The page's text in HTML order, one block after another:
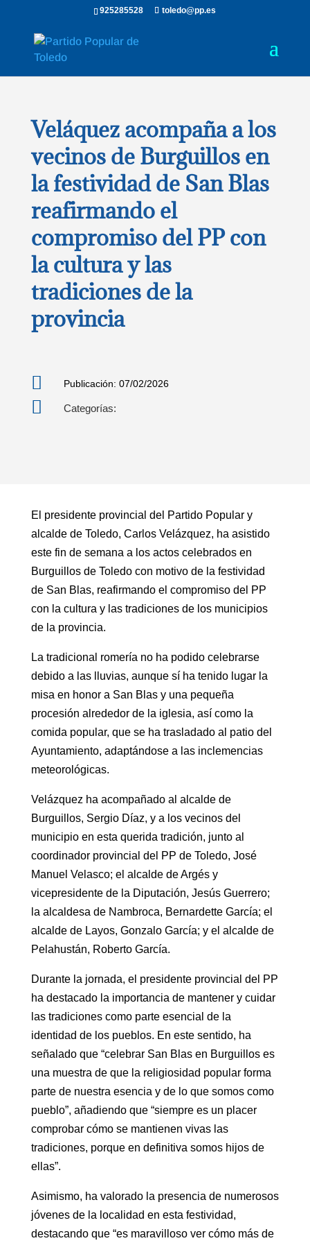
925285528 toledo@pp.es
Veláquez acompaña a los
vecinos de Burguillos en
la festividad de San Blas
reafirmando el
compromiso del PP con
la cultura y las
tradiciones de la
provincia
 Publicación: 07/02/2026
 Categorías:
El presidente provincial del Partido Popular y
alcalde de Toledo, Carlos Velázquez, ha asistido
este fin de semana a los actos celebrados en
Burguillos de Toledo con motivo de la festividad
de San Blas, reafirmando el compromiso del PP
con la cultura y las tradiciones de los municipios
de la provincia.
La tradicional romería no ha podido celebrarse
debido a las lluvias, aunque sí ha tenido lugar la
misa en honor a San Blas y una pequeña
procesión alrededor de la iglesia, así como la
comida popular, que se ha trasladado al patio del
Ayuntamiento, adaptándose a las inclemencias
meteorológicas.
Velázquez ha acompañado al alcalde de
Burguillos, Sergio Díaz, y a los vecinos del
municipio en esta querida tradición, junto al
coordinador provincial del PP de Toledo, José
Manuel Velasco; el alcalde de Argés y
vicepresidente de la Diputación, Jesús Guerrero;
la alcaldesa de Nambroca, Bernardette García; el
alcalde de Layos, Gonzalo García; y el alcalde de
Pelahustán, Roberto García.
Durante la jornada, el presidente provincial del PP
ha destacado la importancia de mantener y cuidar
las tradiciones como parte esencial de la
identidad de los pueblos. En este sentido, ha
señalado que “celebrar San Blas en Burguillos es
una muestra de que la religiosidad popular forma
parte de nuestra esencia y de lo que somos como
pueblo”, añadiendo que “siempre es un placer
comprobar cómo se mantienen vivas las
tradiciones, porque en definitiva somos hijos de
ellas”.
Asimismo, ha valorado la presencia de numerosos
jóvenes de la localidad en esta festividad,
destacando que “es maravilloso ver cómo más de